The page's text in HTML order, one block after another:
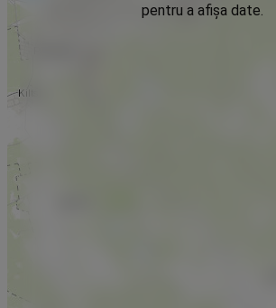
pentru a afișa date.